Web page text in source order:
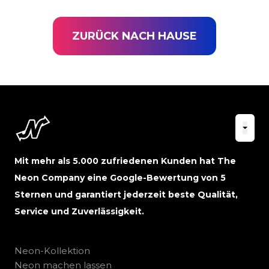
ZURÜCK NACH HAUSE
Mit mehr als 5.000 zufriedenen Kunden hat The
Neon Company eine Google-Bewertung von 5
Sternen und garantiert jederzeit beste Qualität,
Service und Zuverlässigkeit.
Neon-Kollektion
Neon machen lassen